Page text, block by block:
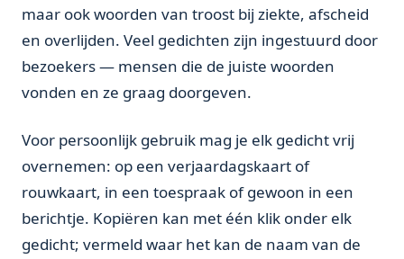
maar ook woorden van troost bij ziekte, afscheid
en overlijden. Veel gedichten zijn ingestuurd door
bezoekers — mensen die de juiste woorden
vonden en ze graag doorgeven.
Voor persoonlijk gebruik mag je elk gedicht vrij
overnemen: op een verjaardagskaart of
rouwkaart, in een toespraak of gewoon in een
berichtje. Kopiëren kan met één klik onder elk
gedicht; vermeld waar het kan de naam van de